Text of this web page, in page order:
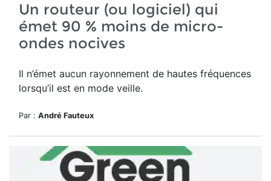
Un routeur (ou logiciel) qui
émet 90 % moins de micro-
ondes nocives
Il n’émet aucun rayonnement de hautes fréquences
lorsqu’il est en mode veille.
Par : André Fauteux